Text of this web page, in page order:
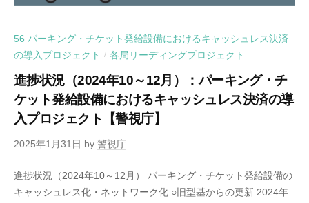
56 パーキング・チケット発給設備におけるキャッシュレス決済
の導入プロジェクト
/ 各局リーディングプロジェクト
進捗状況（2024年10～12月）：パーキング・チ
ケット発給設備におけるキャッシュレス決済の導
入プロジェクト【警視庁】
2025年1月31日 by 警視庁
進捗状況（2024年10～12月） パーキング・チケット発給設備の
キャッシュレス化・ネットワーク化 ○旧型基からの更新 2024年